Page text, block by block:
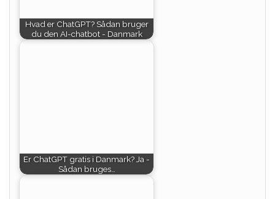
Hvad er ChatGPT? Sådan bruger
du den AI-chatbot - Danmark
Er ChatGPT gratis i Danmark? Ja -
Sådan bruges…